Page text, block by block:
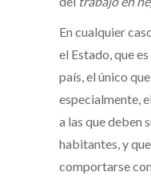
En cualquier
el Estado, que
país, el único
especialmente,
a las que deben
habitantes, y
comportarse